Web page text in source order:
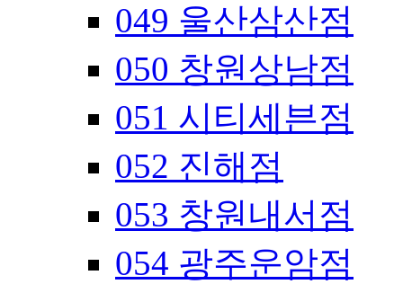
049 울산삼산점
050 창원상남점
051 시티세븐점
052 진해점
053 창원내서점
054 광주운암점